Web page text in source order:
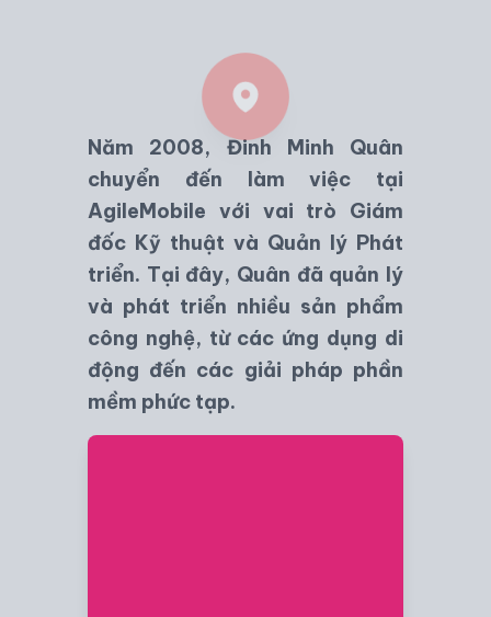
Năm 2008, Đinh Minh Quân
chuyển đến làm việc tại
AgileMobile với vai trò Giám
đốc Kỹ thuật và Quản lý Phát
triển. Tại đây, Quân đã quản lý
và phát triển nhiều sản phẩm
công nghệ, từ các ứng dụng di
động đến các giải pháp phần
mềm phức tạp.